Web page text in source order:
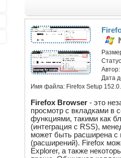
Дата
Имя файла: Firefox Setup
Firefox Browser - это
просмотр с вкладками в
функциями, такими как
(интеграция с RSS),
может быть расширена с
(расширений). Firefox
Explorer, а также